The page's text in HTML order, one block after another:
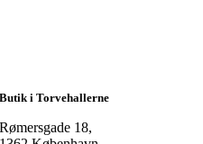
Butik i Torvehallerne
Rømersgade 18,